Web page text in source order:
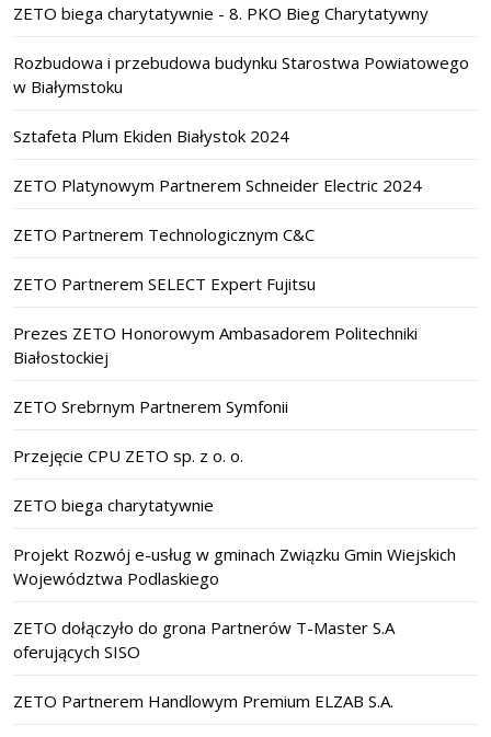
ZETO biega charytatywnie - 8. PKO Bieg Charytatywny
Rozbudowa i przebudowa budynku Starostwa Powiatowego
w Białymstoku
Sztafeta Plum Ekiden Białystok 2024
ZETO Platynowym Partnerem Schneider Electric 2024
ZETO Partnerem Technologicznym C&C
ZETO Partnerem SELECT Expert Fujitsu
Prezes ZETO Honorowym Ambasadorem Politechniki
Białostockiej
ZETO Srebrnym Partnerem Symfonii
Przejęcie CPU ZETO sp. z o. o.
ZETO biega charytatywnie
Projekt Rozwój e-usług w gminach Związku Gmin Wiejskich
Województwa Podlaskiego
ZETO dołączyło do grona Partnerów T-Master S.A
oferujących SISO
ZETO Partnerem Handlowym Premium ELZAB S.A.